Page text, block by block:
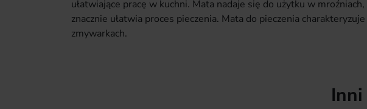
ułatwiające pracę w kuchni. Mata nadaje się do użytku w
znacznie ułatwia proces pieczenia. Mata do pieczenia
zmywarkach.